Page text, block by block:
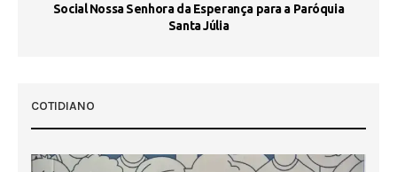
Social Nossa Senhora da Esperança para a Paróquia
Santa Júlia
COTIDIANO